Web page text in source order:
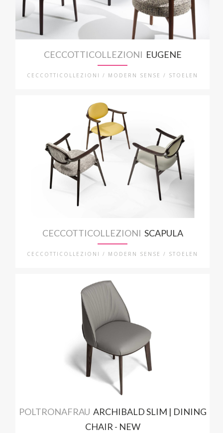
CECCOTTICOLLEZIONI EUGENE
CECCOTTICOLLEZIONI / MODERN SENSE / STOELEN
CECCOTTICOLLEZIONI SCAPULA
CECCOTTICOLLEZIONI / MODERN SENSE / STOELEN
POLTRONAFRAU ARCHIBALD SLIM | DINING
CHAIR - NEW